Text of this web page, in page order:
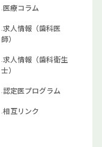
医療コラム
求人情報（歯科医
師）
求人情報（歯科衛生
士）
認定医プログラム
相互リンク